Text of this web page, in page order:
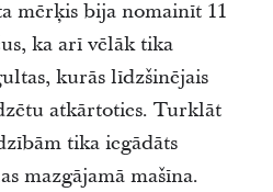
mērķis bija nomainīt 11
ka arī vēlāk tika
kurās līdzšinējais
atkārtoties. Turklāt
tika iegādāts
mazgājamā mašīna.